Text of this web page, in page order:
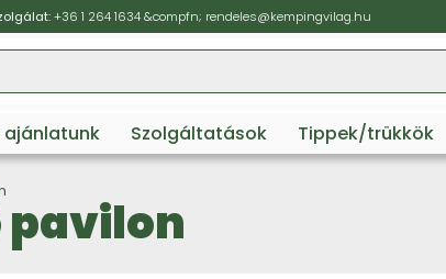
+36 1 264 1634&compfn; rendeles@kempingvilag.hu
ajánlatunk Szolgáltatások Tippek/trükkök